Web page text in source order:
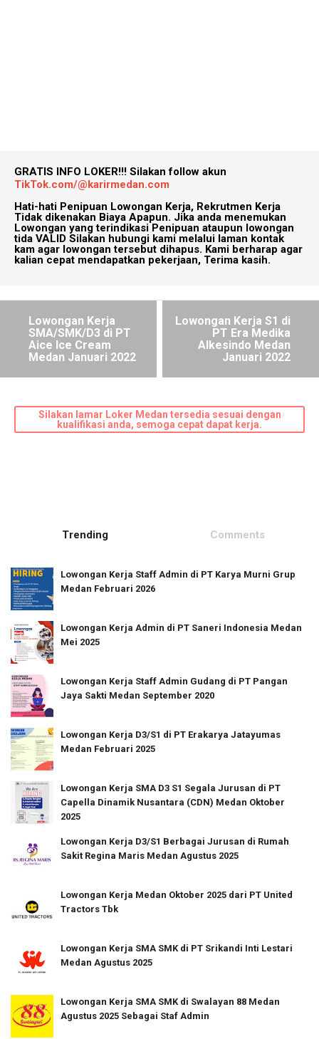
GRATIS INFO LOKER!!! Silakan follow akun
TikTok.com/@karirmedan.com
Hati-hati Penipuan Lowongan Kerja, Rekrutmen Kerja
Tidak dikenakan Biaya Apapun. Jika anda menemukan
Lowongan yang terindikasi Penipuan ataupun lowongan
tida VALID Silakan hubungi kami melalui laman kontak
kam agar lowongan tersebut dihapus. Kami berharap agar
kalian cepat mendapatkan pekerjaan, Terima kasih.
Lowongan Kerja
SMA/SMK/D3 di PT
Aice Ice Cream
Medan Januari 2022
Lowongan Kerja S1 di
PT Era Medika
Alkesindo Medan
Januari 2022
Silakan lamar Loker Medan tersedia sesuai dengan
kualifikasi anda, semoga cepat dapat kerja.
Trending Comments
Lowongan Kerja Staff Admin di PT Karya Murni Grup
Medan Februari 2026
Lowongan Kerja Admin di PT Saneri Indonesia Medan
Mei 2025
Lowongan Kerja Staff Admin Gudang di PT Pangan
Jaya Sakti Medan September 2020
Lowongan Kerja D3/S1 di PT Erakarya Jatayumas
Medan Februari 2025
Lowongan Kerja SMA D3 S1 Segala Jurusan di PT
Capella Dinamik Nusantara (CDN) Medan Oktober
2025
Lowongan Kerja D3/S1 Berbagai Jurusan di Rumah
Sakit Regina Maris Medan Agustus 2025
Lowongan Kerja Medan Oktober 2025 dari PT United
Tractors Tbk
Lowongan Kerja SMA SMK di PT Srikandi Inti Lestari
Medan Agustus 2025
Lowongan Kerja SMA SMK di Swalayan 88 Medan
Agustus 2025 Sebagai Staf Admin